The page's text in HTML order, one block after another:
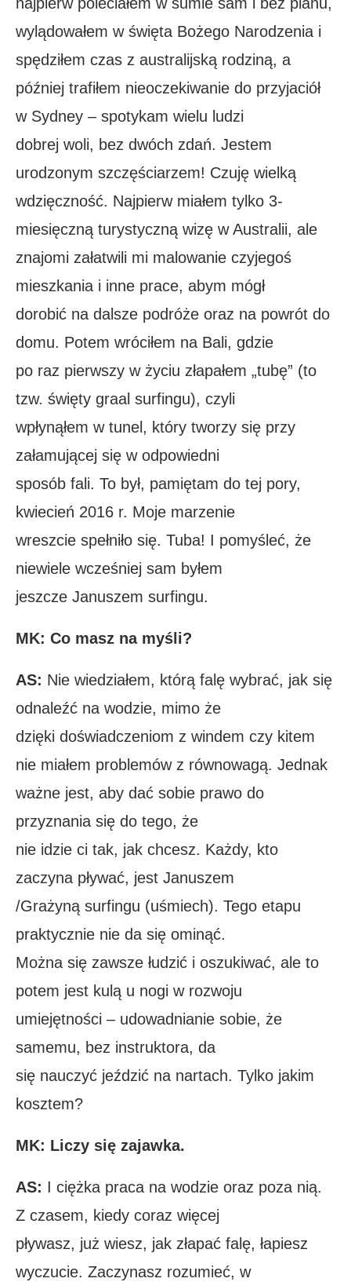
najpierw poleciałem w sumie sam i bez planu,
wylądowałem w święta Bożego Narodzenia i
spędziłem czas z australijską rodziną, a
później trafiłem nieoczekiwanie do przyjaciół
w Sydney – spotykam wielu ludzi
dobrej woli, bez dwóch zdań. Jestem
urodzonym szczęściarzem! Czuję wielką
wdzięczność. Najpierw miałem tylko 3-
miesięczną turystyczną wizę w Australii, ale
znajomi załatwili mi malowanie czyjegoś
mieszkania i inne prace, abym mógł
dorobić na dalsze podróże oraz na powrót do
domu. Potem wróciłem na Bali, gdzie
po raz pierwszy w życiu złapałem „tubę” (to
tzw. święty graal surfingu), czyli
wpłynąłem w tunel, który tworzy się przy
załamującej się w odpowiedni
sposób fali. To był, pamiętam do tej pory,
kwiecień 2016 r. Moje marzenie
wreszcie spełniło się. Tuba! I pomyśleć, że
niewiele wcześniej sam byłem
jeszcze Januszem surfingu.
MK: Co masz na myśli?
AS: Nie wiedziałem, którą falę wybrać, jak się
odnaleźć na wodzie, mimo że
dzięki doświadczeniom z windem czy kitem
nie miałem problemów z równowagą. Jednak
ważne jest, aby dać sobie prawo do
przyznania się do tego, że
nie idzie ci tak, jak chcesz. Każdy, kto
zaczyna pływać, jest Januszem
/Grażyną surfingu (uśmiech). Tego etapu
praktycznie nie da się ominąć.
Można się zawsze łudzić i oszukiwać, ale to
potem jest kulą u nogi w rozwoju
umiejętności – udowadnianie sobie, że
samemu, bez instruktora, da
się nauczyć jeździć na nartach. Tylko jakim
kosztem?
MK: Liczy się zajawka.
AS: I ciężka praca na wodzie oraz poza nią.
Z czasem, kiedy coraz więcej
pływasz, już wiesz, jak złapać falę, łapiesz
wyczucie. Zaczynasz rozumieć, w